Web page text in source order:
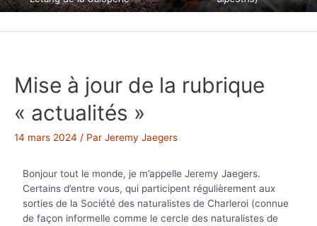
Mise à jour de la rubrique
« actualités »
14 mars 2024 / Par Jeremy Jaegers
Bonjour tout le monde, je m’appelle Jeremy Jaegers.
Certains d’entre vous, qui participent régulièrement aux
sorties de la Société des naturalistes de Charleroi (connue
de façon informelle comme le cercle des naturalistes de